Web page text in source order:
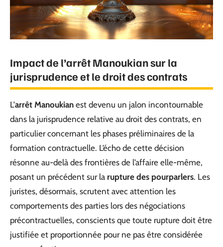
Impact de l’arrêt Manoukian sur la
jurisprudence et le droit des contrats
L’arrêt Manoukian est devenu un jalon incontournable
dans la jurisprudence relative au droit des contrats, en
particulier concernant les phases préliminaires de la
formation contractuelle. L’écho de cette décision
résonne au-delà des frontières de l’affaire elle-même,
posant un précédent sur la rupture des pourparlers. Les
juristes, désormais, scrutent avec attention les
comportements des parties lors des négociations
précontractuelles, conscients que toute rupture doit être
justifiée et proportionnée pour ne pas être considérée